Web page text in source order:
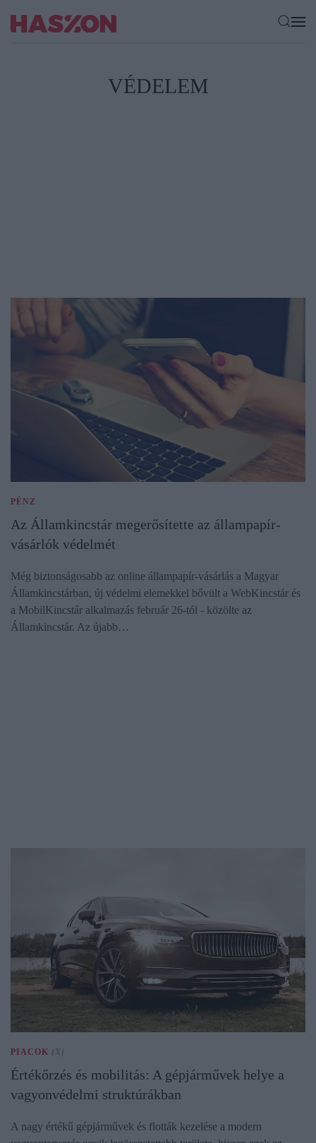
VÉDELEM
PÉNZ
Az Államkincstár megerősítette az állampapír-
vásárlók védelmét
Még biztonságosabb az online állampapír-vásárlás a Magyar
Államkincstárban, új védelmi elemekkel bővült a WebKincstár és
a MobilKincstár alkalmazás február 26-tól - közölte az
Államkincstár. Az újabb…
PIACOK (X)
Értékőrzés és mobilitás: A gépjárművek helye a
vagyonvédelmi struktúrákban
A nagy értékű gépjárművek és flották kezelése a modern